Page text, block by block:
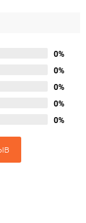
0%
0%
0%
0%
0%